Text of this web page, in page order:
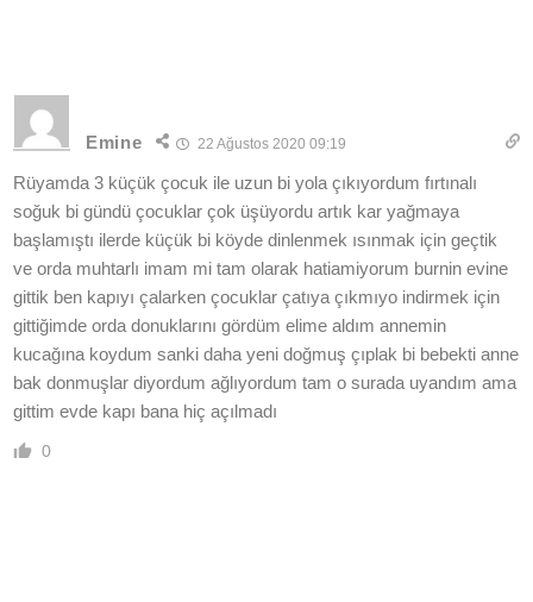
Emine 22 Ağustos 2020 09:19
Rüyamda 3 küçük çocuk ile uzun bi yola çıkıyordum fırtınalı
soğuk bi gündü çocuklar çok üşüyordu artık kar yağmaya
başlamıştı ilerde küçük bi köyde dinlenmek ısınmak için geçtik
ve orda muhtarlı imam mi tam olarak hatiamiyorum burnin evine
gittik ben kapıyı çalarken çocuklar çatıya çıkmıyo indirmek için
gittiğimde orda donuklarını gördüm elime aldım annemin
kucağına koydum sanki daha yeni doğmuş çıplak bi bebekti anne
bak donmuşlar diyordum ağlıyordum tam o surada uyandım ama
gittim evde kapı bana hiç açılmadı
0